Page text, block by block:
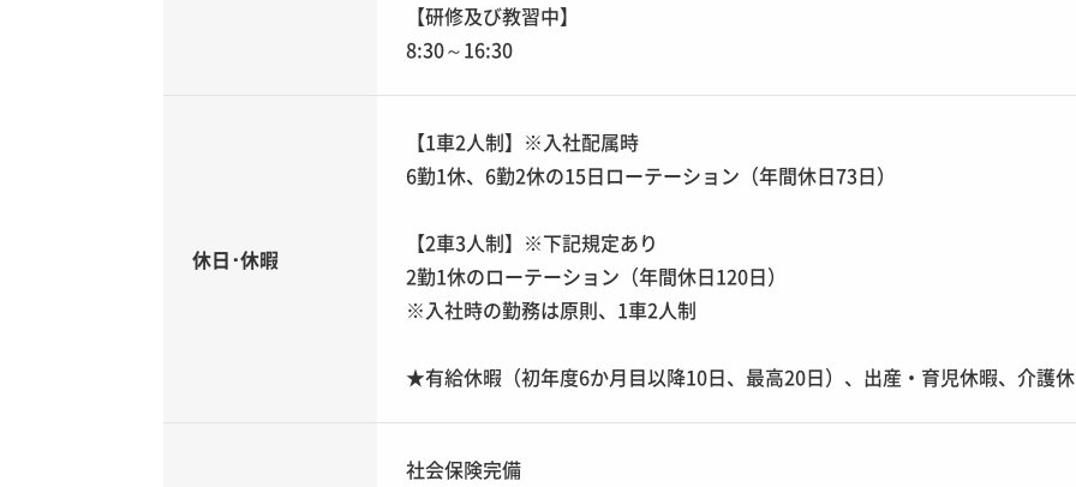
【研修及び教習中】
8:30～16:30
休日･休暇
【1車2人制】※入社配属時
6勤1休、6勤2休の15日ローテーション（年間休日73日）
【2車3人制】※下記規定あり
2勤1休のローテーション（年間休日120日）
※入社時の勤務は原則、1車2人制
★有給休暇（初年度6か月目以降10日、最高20日）、出産・育児休暇、介護
社会保険完備